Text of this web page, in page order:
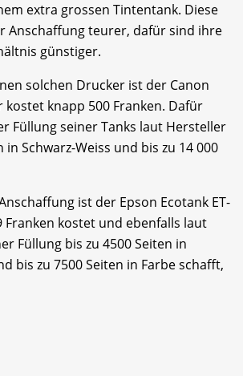
extra grossen Tintentank. Diese
Anschaffung teurer, dafür sind ihre
günstiger.
solchen Drucker ist der Canon
kostet knapp 500 Franken. Dafür
Füllung seiner Tanks laut Hersteller
in Schwarz-Weiss und bis zu 14 000
ist der Epson Ecotank ET-
Franken kostet und ebenfalls laut
Füllung bis zu 4500 Seiten in
bis zu 7500 Seiten in Farbe schafft,